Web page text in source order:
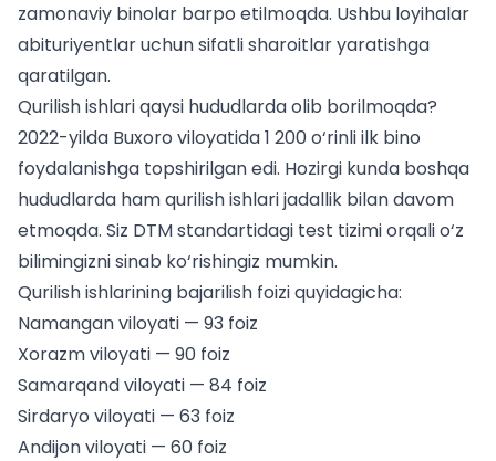
zamonaviy binolar barpo etilmoqda. Ushbu loyihalar
abituriyentlar uchunsifatli sharoitlar yaratishga
qaratilgan.
Qurilish ishlari qaysi hududlarda olib borilmoqda?
2022-yilda Buxoro viloyatida 1 200 o‘rinli ilk bino
foydalanishga topshirilgan edi. Hozirgi kunda boshqa
hududlarda ham qurilish ishlari jadallik bilan davom
etmoqda. Siz DTM standartidagi test tizimiorqali o‘z
bilimingizni sinab ko‘rishingiz mumkin.
Qurilish ishlarining bajarilish foizi quyidagicha:
Namangan viloyati — 93 foiz
Xorazm viloyati — 90 foiz
Samarqand viloyati — 84 foiz
Sirdaryo viloyati — 63 foiz
Andijon viloyati — 60 foiz